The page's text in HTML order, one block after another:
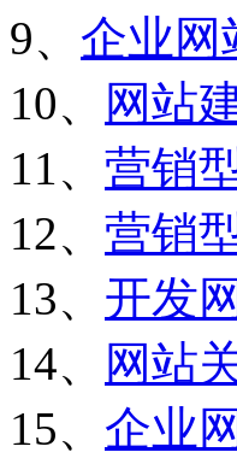
9、 企业网
10、
网站
11、 营销
12、 营销
13、 开发
14、
网站
15、 企业